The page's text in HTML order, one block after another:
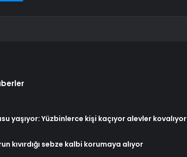
yaşıyor: Yüzbinlerce kişi kaçıyor alevler kovalıyor
kıvırdığı sebze kalbi korumaya alıyor